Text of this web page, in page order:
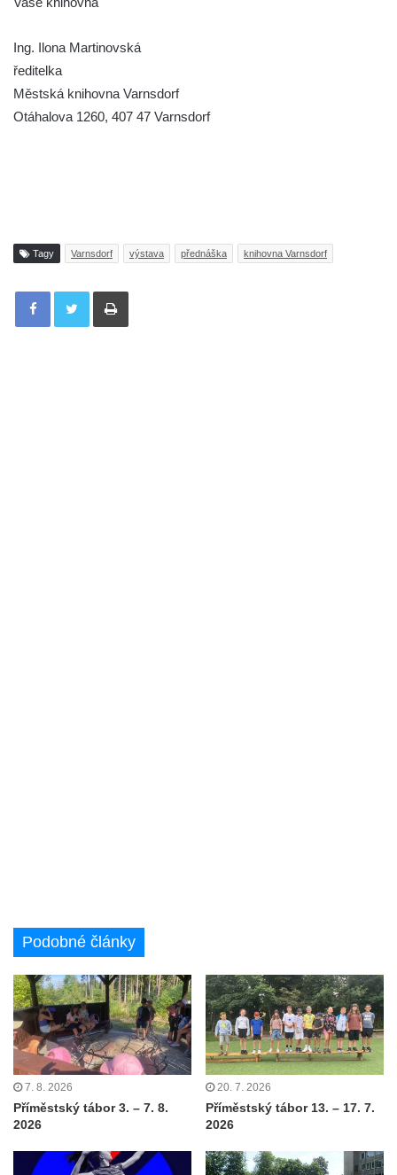
Ing. Ilona Martinovská
ředitelka
Městská knihovna Varnsdorf
Otáhalova 1260, 407 47 Varnsdorf
Tagy Varnsdorf výstava přednáška knihovna Varnsdorf
Tisknout
Podobné články
7. 8. 2026
Příměstský tábor 3. – 7. 8.
2026
20. 7. 2026
Příměstský tábor 13. – 17. 7.
2026